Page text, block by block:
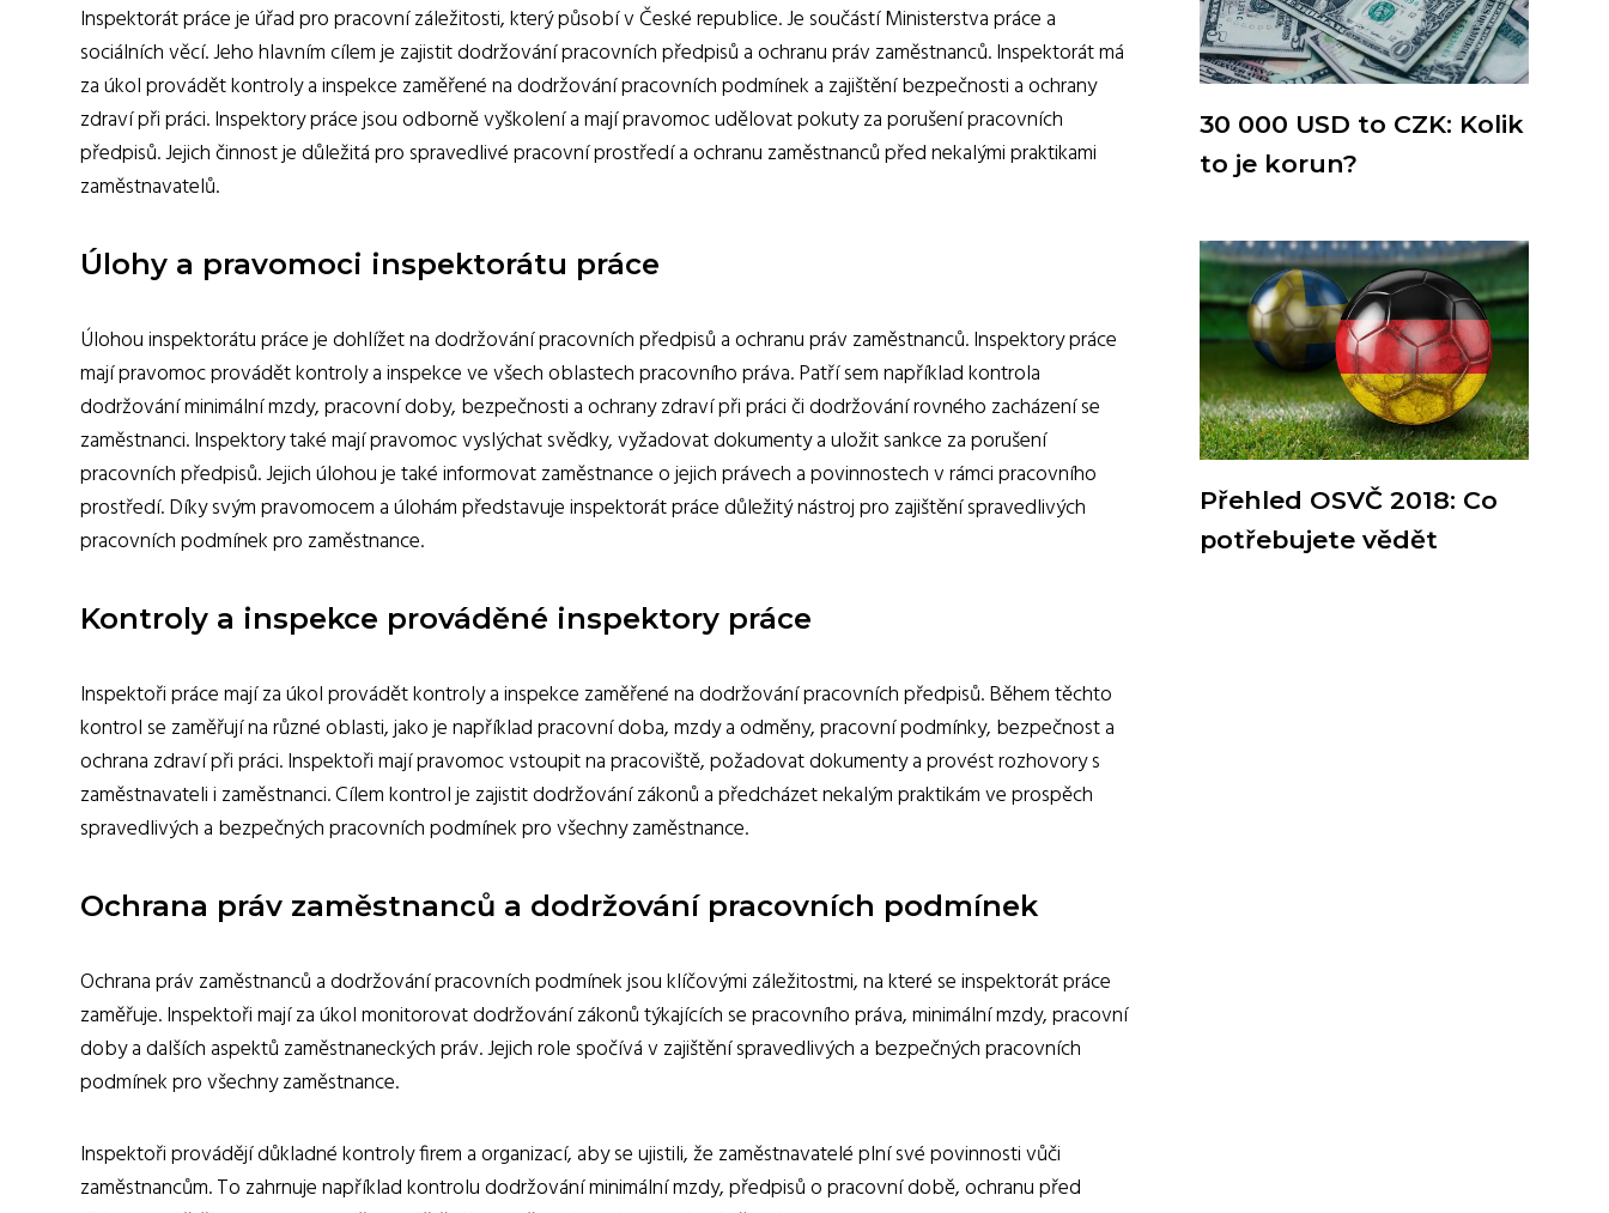
Inspektorát práce je úřad pro pracovní záležitosti, který působí v České republice. Je součástí Ministerstva práce a
sociálních věcí. Jeho hlavním cílem je zajistit dodržování pracovních předpisů a ochranu práv zaměstnanců. Inspektorát má
za úkol provádět kontroly a inspekce zaměřené na dodržování pracovních podmínek a zajištění bezpečnosti a ochrany
zdraví při práci. Inspektory práce jsou odborně vyškolení a mají pravomoc udělovat pokuty za porušení pracovních
předpisů. Jejich činnost je důležitá pro spravedlivé pracovní prostředí a ochranu zaměstnanců před nekalými praktikami
zaměstnavatelů.
Úlohy a pravomoci inspektorátu práce
Úlohou inspektorátu práce je dohlížet na dodržování pracovních předpisů a ochranu práv zaměstnanců. Inspektory práce
mají pravomoc provádět kontroly a inspekce ve všech oblastech pracovního práva. Patří sem například kontrola
dodržování minimální mzdy, pracovní doby, bezpečnosti a ochrany zdraví při práci či dodržování rovného zacházení se
zaměstnanci. Inspektory také mají pravomoc vyslýchat svědky, vyžadovat dokumenty a uložit sankce za porušení
pracovních předpisů. Jejich úlohou je také informovat zaměstnance o jejich právech a povinnostech v rámci pracovního
prostředí. Díky svým pravomocem a úlohám představuje inspektorát práce důležitý nástroj pro zajištění spravedlivých
pracovních podmínek pro zaměstnance.
Kontroly a inspekce prováděné inspektory práce
Inspektoři práce mají za úkol provádět kontroly a inspekce zaměřené na dodržování pracovních předpisů. Během těchto
kontrol se zaměřují na různé oblasti, jako je například pracovní doba, mzdy a odměny, pracovní podmínky, bezpečnost a
ochrana zdraví při práci. Inspektoři mají pravomoc vstoupit na pracoviště, požadovat dokumenty a provést rozhovory s
zaměstnavateli i zaměstnanci. Cílem kontrol je zajistit dodržování zákonů a předcházet nekalým praktikám ve prospěch
spravedlivých a bezpečných pracovních podmínek pro všechny zaměstnance.
Ochrana práv zaměstnanců a dodržování pracovních podmínek
Ochrana práv zaměstnanců a dodržování pracovních podmínek jsou klíčovými záležitostmi, na které se inspektorát práce
zaměřuje. Inspektoři mají za úkol monitorovat dodržování zákonů týkajících se pracovního práva, minimální mzdy, pracovní
doby a dalších aspektů zaměstnaneckých práv. Jejich role spočívá v zajištění spravedlivých a bezpečných pracovních
podmínek pro všechny zaměstnance.
Inspektoři provádějí důkladné kontroly firem a organizací, aby se ujistili, že zaměstnavatelé plní své povinnosti vůči
zaměstnancům. To zahrnuje například kontrolu dodržování minimální mzdy, předpisů o pracovní době, ochranu před
30 000 USD to CZK: Kolik
to je korun?
Přehled OSVČ 2018: Co
potřebujete vědět